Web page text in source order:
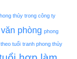
thủy trong công ty
phòng phong
tuổi tranh phong thủy